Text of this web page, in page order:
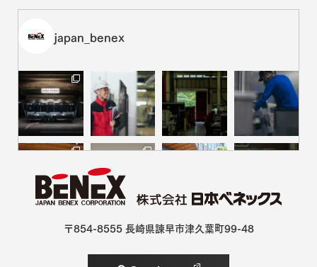
は、新入社員[･･･]
語が残した余白
しています。[･･･]
映画『いろは』が映すもの。横尾監督に訊く、自己肯定感
と長崎
代表作『おいしくて泣くとき』など映画やテレビドラマで次々
と話題作を発表している長崎県佐世保市出身の映画監督、
横尾初喜さん[･･･]
経験の積み重ねで成長を実感。ライフも重視する1年目
社員の仕事観
「ワークライフバランス」という言葉が一般化した今日です
が、その理想の形は人それぞれ。今回は、自分にとっての”ち
愛がとまらない。長崎ヴェルカの沼にハマった社員たち
ある長崎ヴェルカを、オフィシャルパートナーとして応援して
japan_benex
〒854-8555長崎県諫早市津久葉町99-48